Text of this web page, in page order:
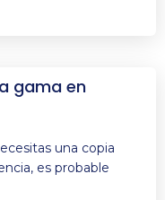
gama en
una copia
es probable